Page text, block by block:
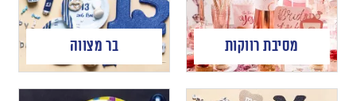
מסיבת רווקות בר מצווה